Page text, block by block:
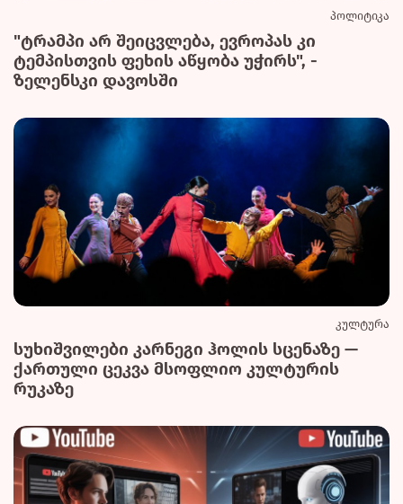
პოლიტიკა
"ტრამპი არ შეიცვლება, ევროპას კი
ტემპისთვის ფეხის აწყობა უჭირს", -
ზელენსკი დავოსში
კულტურა
სუხიშვილები კარნეგი ჰოლის სცენაზე —
ქართული ცეკვა მსოფლიო კულტურის
რუკაზე